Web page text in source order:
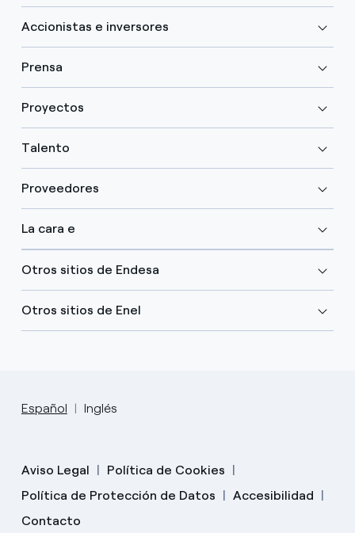
Accionistas e inversores
Prensa
Proyectos
Talento
Proveedores
La cara e
Otros sitios de Endesa
Otros sitios de Enel
Español Inglés
Aviso Legal
Política de Cookies
Política de Protección de Datos
Accesibilidad
Contacto